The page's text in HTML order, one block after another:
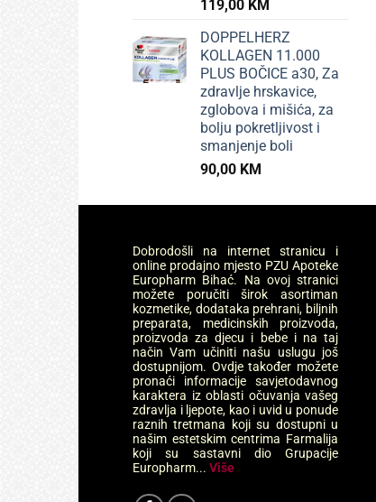
119,00 KM
DOPPELHERZ
KOLLAGEN 11.000
PLUS BOČICE a30, Za
zdravlje hrskavice,
zglobova i mišića, za
bolju pokretljivost i
smanjenje boli
90,00 KM
Dobrodošli na internet stranicu i
online prodajno mjesto PZU Apoteke
Europharm Bihać. Na ovoj stranici
možete poručiti širok asortiman
kozmetike, dodataka prehrani, biljnih
preparata, medicinskih proizvoda,
proizvoda za djecu i bebe i na taj
način Vam učiniti našu uslugu još
dostupnijom. Ovdje također možete
pronaći informacije savjetodavnog
karaktera iz oblasti očuvanja vašeg
zdravlja i ljepote, kao i uvid u ponude
raznih tretmana koji su dostupni u
našim estetskim centrima Farmalija
koji su sastavni dio Grupacije
Europharm... Više